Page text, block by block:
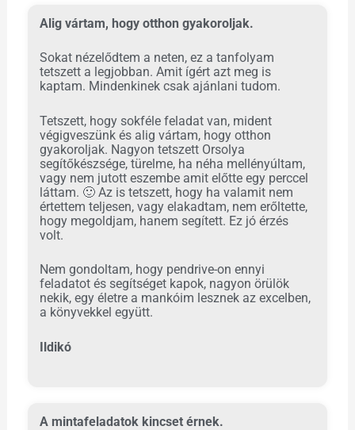
Alig vártam, hogy otthon gyakoroljak.
Sokat nézelődtem a neten, ez a tanfolyam
tetszett a legjobban. Amit ígért azt meg is
kaptam. Mindenkinek csak ajánlani tudom.
Tetszett, hogy sokféle feladat van, mident
végigveszünk és alig vártam, hogy otthon
gyakoroljak. Nagyon tetszett Orsolya
segítőkészsége, türelme, ha néha mellényúltam,
vagy nem jutott eszembe amit előtte egy perccel
láttam. 🙂 Az is tetszett, hogy ha valamit nem
értettem teljesen, vagy elakadtam, nem erőltette,
hogy megoldjam, hanem segített. Ez jó érzés
volt.
Nem gondoltam, hogy pendrive-on ennyi
feladatot és segítséget kapok, nagyon örülök
nekik, egy életre a mankóim lesznek az excelben,
a könyvekkel együtt.
Ildikó
A mintafeladatok kincset érnek.